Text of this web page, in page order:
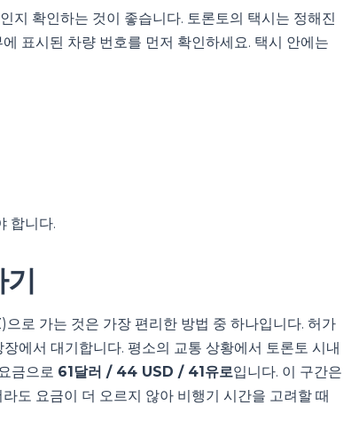
지 확인하는 것이 좋습니다. 토론토의 택시는 정해진
표시된 차량 번호를 먼저 확인하세요. 택시 안에는
합니다.
로 가는 것은 가장 편리한 방법 중 하나입니다. 허가
에서 대기합니다. 평소의 교통 상황에서 토론토 시내
금으로 61달러 / 44 USD / 41유로입니다. 이 구간은
도 요금이 더 오르지 않아 비행기 시간을 고려할 때